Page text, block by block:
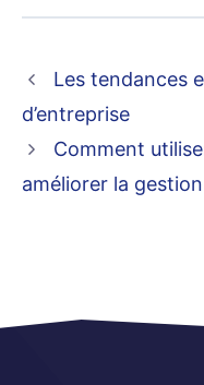
Les tendances
d’entreprise
Comment
améliorer la gestion